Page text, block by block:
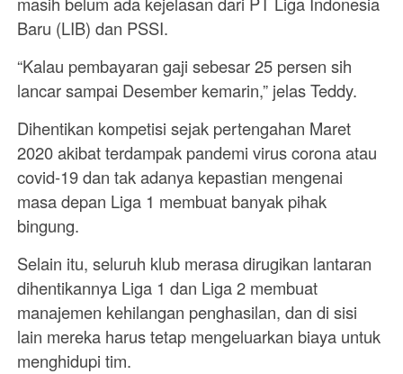
Baru (LIB) dan PSSI.
“Kalau pembayaran gaji sebesar 25 persen sih
lancar sampai Desember kemarin,” jelas Teddy.
Dihentikan kompetisi sejak pertengahan Maret
2020 akibat terdampak pandemi virus corona atau
covid-19 dan tak adanya kepastian mengenai
masa depan Liga 1 membuat banyak pihak
bingung.
Selain itu, seluruh klub merasa dirugikan lantaran
dihentikannya Liga 1 dan Liga 2 membuat
manajemen kehilangan penghasilan, dan di sisi
lain mereka harus tetap mengeluarkan biaya untuk
menghidupi tim.